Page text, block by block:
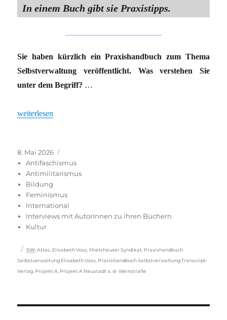
In einem Buch gibt sie Praxistipps.
Sie haben kürzlich ein Praxishandbuch zum Thema
Selbstverwaltung veröffentlicht. Was verstehen Sie
unter dem Begriff? …
„Kollektive Projekte: »Keimformen des Morgen«“
weiterlesen
Veröffentlicht
am
8. Mai 2026
Antifaschismus
Antimilitarismus
Bildung
Feminismus
International
Interviews mit AutorInnen zu ihren Büchern
Kultur
Schlagwörter
SW: Attac Elisabeth Voss Mietshäuser Syndikat Praxishandbuch
Selbstverwaltung Elisabeth Voss Praxishandbuch Selbstverwaltung Transcript-
Verlag Projekt A Projekt A Neustadt a. d- Weinstraße